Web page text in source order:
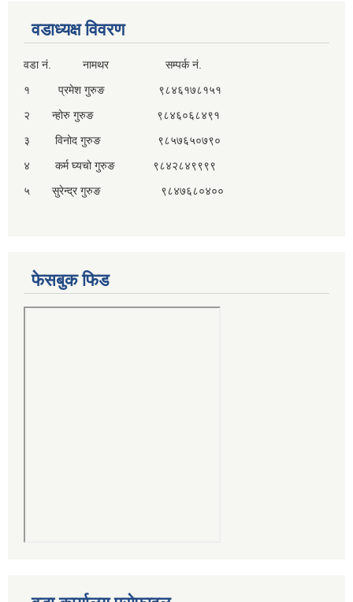
वडाध्यक्ष विवरण
वडा नं. नामथर सम्पर्क नं.
१ प्रमेश गुरुङ ९८४६१७८१५१
२ न्होरु गुरुङ ९८४६०६८४९१
३ विनोद गुरुङ ९८५७६५०७९०
४ कर्म घ्यचो गुरुङ ९८४२८४९९९९
५ सुरेन्द्र गुरुङ ९८४७६८०४००
फेसबुक फिड